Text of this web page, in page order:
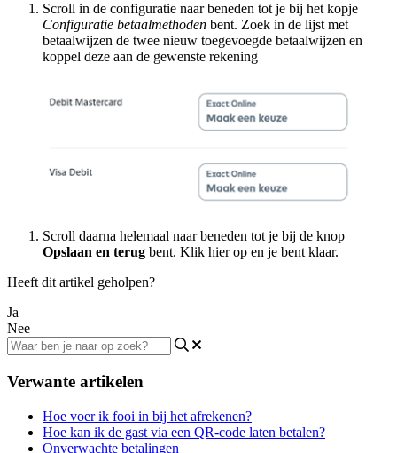
Scroll in de configuratie naar beneden tot je bij het kopje
Configuratie betaalmethoden bent. Zoek in de lijst met
betaalwijzen de twee nieuw toegevoegde betaalwijzen en
koppel deze aan de gewenste rekening
Scroll daarna helemaal naar beneden tot je bij de knop
Opslaan en terug bent. Klik hier op en je bent klaar.
Heeft dit artikel geholpen?
Ja
Nee
Verwante artikelen
Hoe voer ik fooi in bij het afrekenen?
Hoe kan ik de gast via een QR-code laten betalen?
Onverwachte betalingen